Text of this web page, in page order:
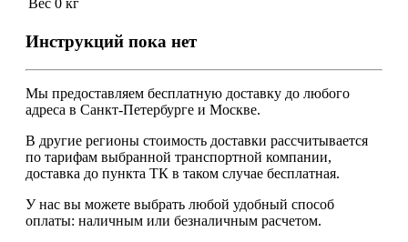
Вес 0 кг
Инструкций пока нет
Мы предоставляем бесплатную доставку до любого
адреса в Санкт-Петербурге и Москве.
В другие регионы стоимость доставки рассчитывается
по тарифам выбранной транспортной компании,
доставка до пункта ТК в таком случае бесплатная.
У нас вы можете выбрать любой удобный способ
оплаты: наличным или безналичным расчетом.